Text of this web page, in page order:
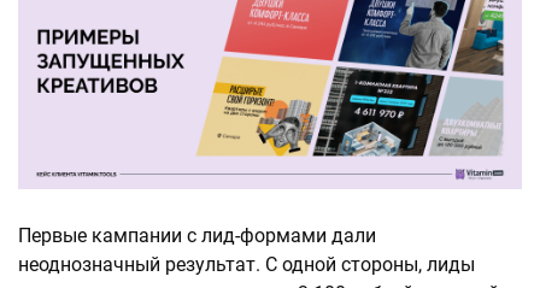
Первые кампании с лид-формами дали
неоднозначный результат. С одной стороны, лиды